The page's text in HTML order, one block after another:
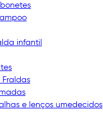
infantil
Fraldas
e lenços umedecidos